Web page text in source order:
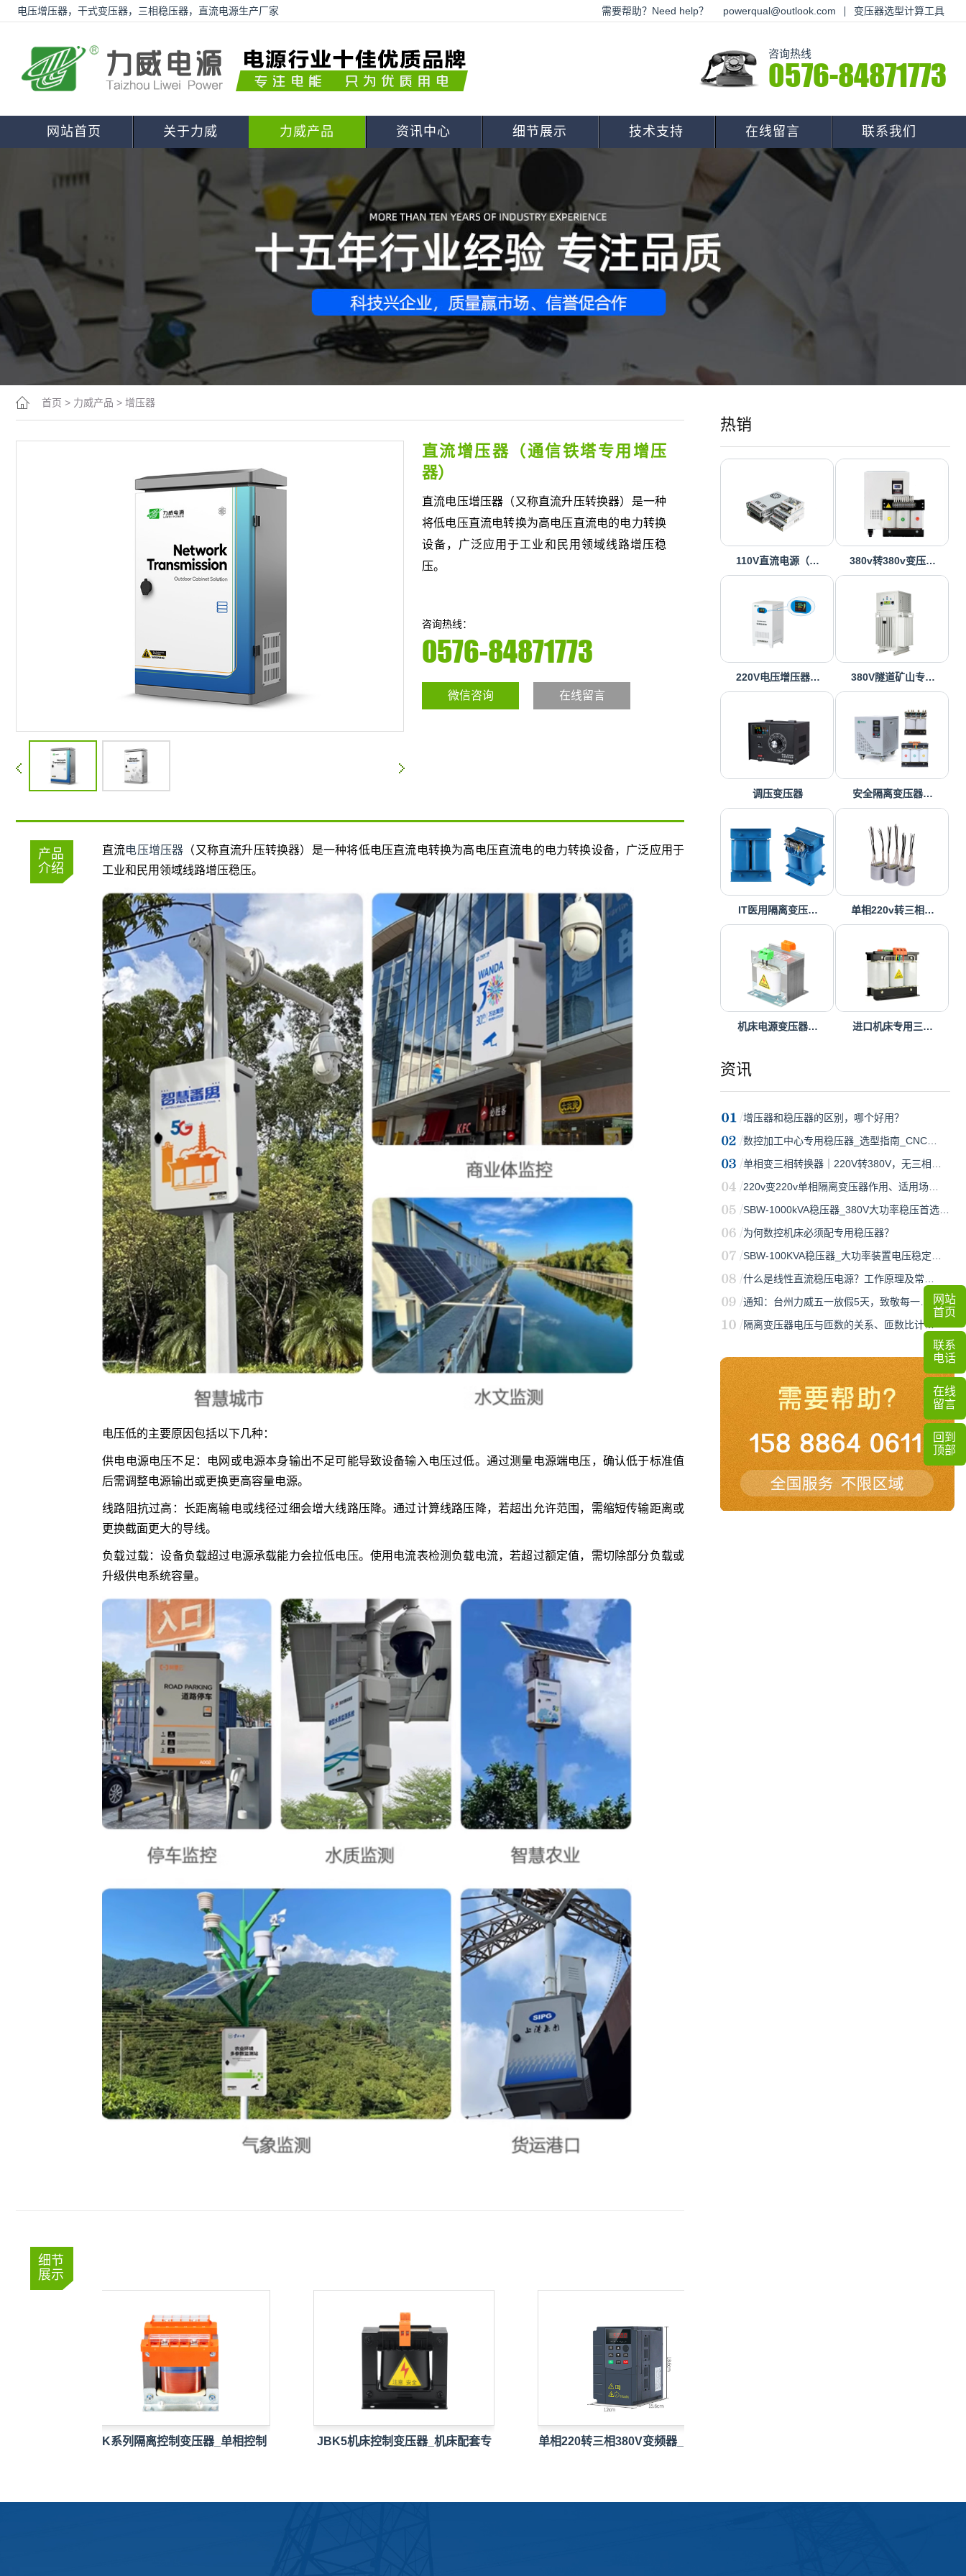
电压增压器，干式变压器，三相稳压器，直流电源生产厂家 需要帮助？Need help？ powerqual@outlook.com 变压器选型计算工具
咨询热线
0576-84871773
网站首页 关于力威 力威产品 资讯中心 细节展示 技术支持 在线留言 联系我们
热销
110V直流电源（… 380v转380v变压…
220V电压增压器… 380V隧道矿山专…
调压变压器 安全隔离变压器…
IT医用隔离变压… 单相220v转三相…
机床电源变压器… 进口机床专用三…
资讯
增压器和稳压器的区别，哪个好用？
数控加工中心专用稳压器_选型指南_CNC…
单相变三相转换器｜220V转380V，无三相…
220v变220v单相隔离变压器作用、适用场…
SBW-1000kVA稳压器_380V大功率稳压首选…
为何数控机床必须配专用稳压器？
SBW-100KVA稳压器_大功率装置电压稳定…
什么是线性直流稳压电源？工作原理及常…
通知：台州力威五一放假5天，致敬每一…
隔离变压器电压与匝数的关系、匝数比计…
首页 > 力威产品 > 增压器
直流增压器（通信铁塔专用增压
器）
直流电压增压器（又称直流升压转换器）是一种
将低电压直流电转换为高电压直流电的电力转换
设备，广泛应用于工业和民用领域线路增压稳
压。
咨询热线：
0576-84871773
微信咨询 在线留言
产品
介绍
直流电压增压器 （又称直流升压转换器）是一种将低电压直流电转换为高电压直流电的电力转换设备，广泛应用于
工业和民用领域线路增压稳压。
电压低的主要原因包括以下几种‌：
‌供电电源电压不足‌：电网或电源本身输出不足可能导致设备输入电压过低。通过测量电源端电压，确认低于标准值
后需调整电源输出或更换更高容量电源‌。
‌线路阻抗过高‌：长距离输电或线径过细会增大线路压降。通过计算线路压降，若超出允许范围，需缩短传输距离或
更换截面更大的导线‌。
‌负载过载‌：设备负载超过电源承载能力会拉低电压。使用电流表检测负载电流，若超过额定值，需切除部分负载或
升级供电系统容量‌。
细节
展示
BK系列隔离控制变压器_单相控制
JBK5机床控制变压器_机床配套专
单相220转三相380V变频器_电机调
网站
首页
联系
电话
在线
留言
回到
顶部